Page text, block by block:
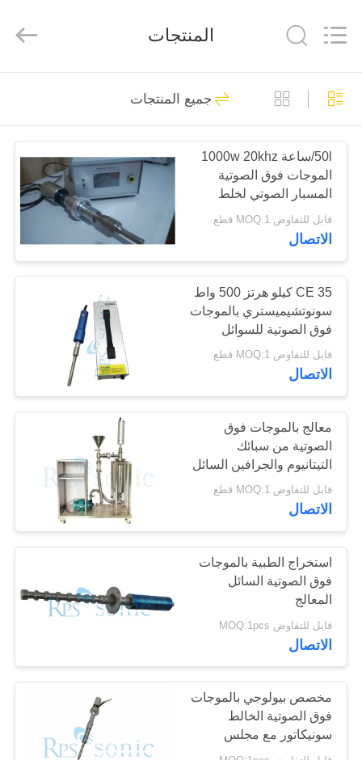
منزل،
بيت
منتجات
معلومات
جولة
المعمل
مراقبة
الجودة
اتصل
أخبار
حالات
خريطة
الموقع
سياسة
Equipment
Co.,
Rights
أداة لحام بالموجات
فوق الصوتية
محول اللحام
بالموجات فوق
الصوتية
51
محول اللحام
بالموجات فوق
الصوتية
17
امدادات الطاقة
بالموجات فوق
الصوتية
40
المنتجات
جميع المنتجات
50l/ساعة 1000w 20khz
الموجات فوق الصوتية
المسبار الصوتي لخلط
المستحلب
قابل للتفاوض MOQ:1 قطع
الاتصال
CE 35 كيلو هرتز 500 واط
سونوتشيميستري بالموجات
فوق الصوتية للسوائل
بطريقة فيزيائية
قابل للتفاوض MOQ:1 قطع
الاتصال
معالج بالموجات فوق
الصوتية من سبائك
التيتانيوم والجرافين السائل
بقدرة 3000 وات 20 كيلو
هرتز
قابل للتفاوض MOQ:1 قطع
الاتصال
استخراج الطبية بالموجات
فوق الصوتية السائل
المعالج
قابل للتفاوض MOQ:1pcs
الاتصال
مخصص بيولوجي بالموجات
فوق الصوتية الخالط
سونيكاتور مع مجلس
الدائرة